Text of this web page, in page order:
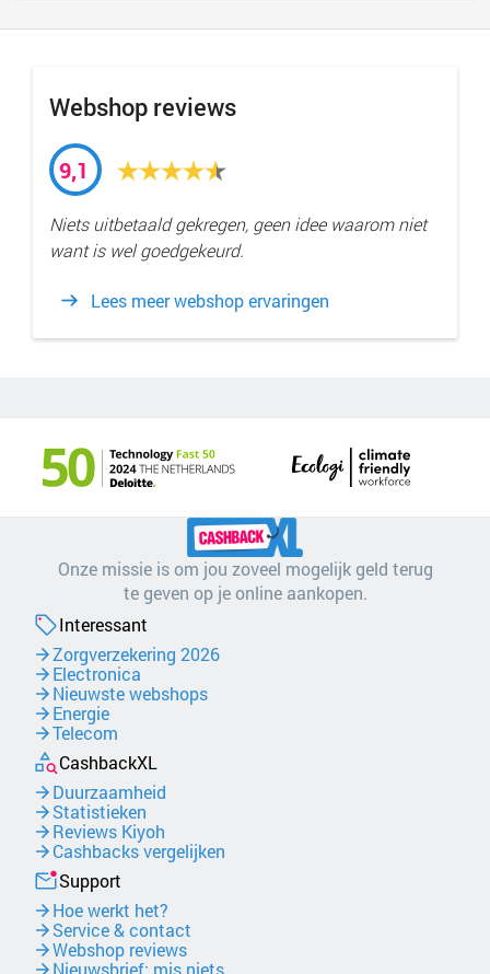
Webshop reviews
9,1
Niets uitbetaald gekregen, geen idee waarom niet
want is wel goedgekeurd.
Lees meer webshop ervaringen
Onze missie is om jou zoveel mogelijk geld terug
te geven op je online aankopen.
Interessant
Zorgverzekering 2026
Electronica
Nieuwste webshops
Energie
Telecom
CashbackXL
Duurzaamheid
Statistieken
Reviews Kiyoh
Cashbacks vergelijken
Support
Hoe werkt het?
Service & contact
Webshop reviews
Nieuwsbrief: mis niets